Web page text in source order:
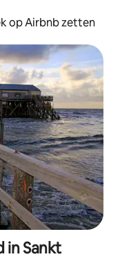
op Airbnb zetten
in Sankt